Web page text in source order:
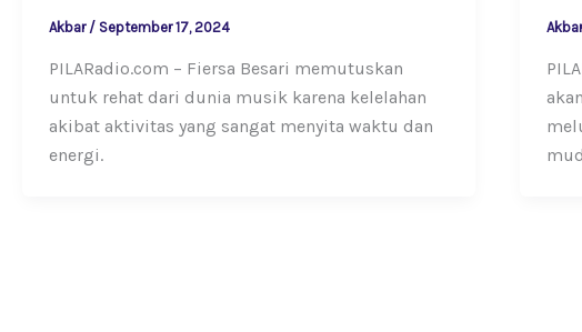
Akbar / September 17, 2024
PILARadio.com – Fiersa Besari memutuskan
untuk rehat dari dunia musik karena kelelahan
akibat aktivitas yang sangat menyita waktu dan
energi.